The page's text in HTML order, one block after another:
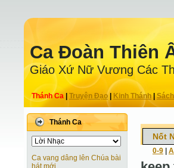
Ca Ðoàn Thiên
Giáo Xứ Nữ Vương Các
Thánh Ca Truyện Ðạo| Kinh Thánh
Thánh Ca
Ca vang dâng lên Chúa bài
hát mới
Nốt
0-9 A